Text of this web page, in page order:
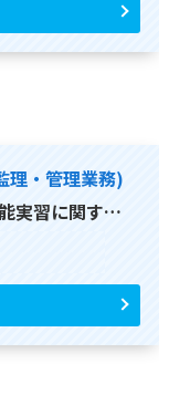
理・管理業務)
実習に関す…